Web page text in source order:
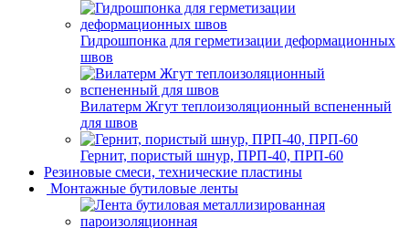
Гидрошпонка для герметизации деформационных
швов
Вилатерм Жгут теплоизоляционный вспененный
для швов
Гернит, пористый шнур, ПРП-40, ПРП-60
Резиновые смеси, технические пластины
Монтажные бутиловые ленты